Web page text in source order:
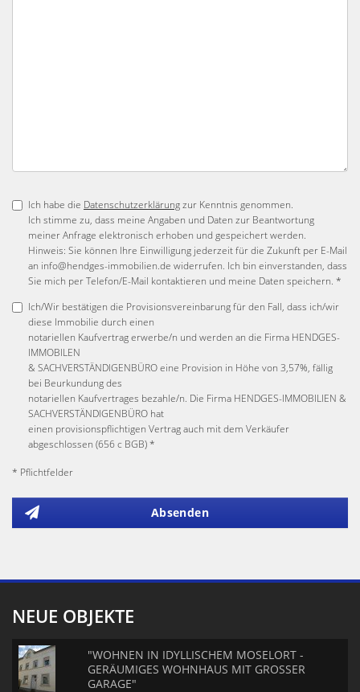
Ich habe die Datenschutzerklärungzur Kenntnis genommen.
Ich stimme zu, dass meine Angaben und Daten zur Beantwortung
meiner Anfrage elektronisch erhoben und gespeichert werden.
Hinweis: Sie können Ihre Einwilligung jederzeit für die Zukunft per E-Mail
an info@hendges-immobilien.de widerrufen. Ich bin einverstanden, dass
Sie mich per Telefon/E-Mail kontaktieren und meine Daten speichern. *
Ich/Wir bestätigen die Provisionsvereinbarung für den Fall, dass ich/wir
diese Immobilie durch einen
notariellen Kaufvertrag erwerbe/n und werden an die Firma HENDGES-
IMMOBILEN
& SACHVERSTÄNDIGENBÜRO eine Provision in Höhe von 3,57%, fällig
bei Beurkundung des
notariellen Kaufvertrages bezahle/n. Die Firma HENDGES-IMMOBILIEN &
SACHVERSTÄNDIGENBÜRO hat
einen provisionspflichtigen Vertrag auch mit dem Verkäufer
abgeschlossen (656 c BGB) *
* Pflichtfelder
Absenden
NEUE OBJEKTE
"WOHNEN IN IDYLLISCHEM MOSELORT -
GERÄUMIGES WOHNHAUS MIT GROSSER
GARAGE"